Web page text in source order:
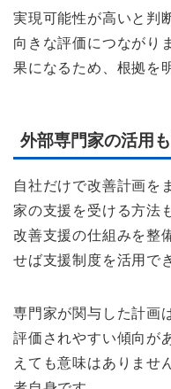
実現可能性が高いと判
向きな評価につながり
果になるため、根拠を
外部専門家の活用
自社だけで改善計画を
家の支援を受ける方法
改善支援の仕組みを整
せば支援制度を活用で
専門家が関与した計画
評価されやすい傾向が
えても意味はありませ